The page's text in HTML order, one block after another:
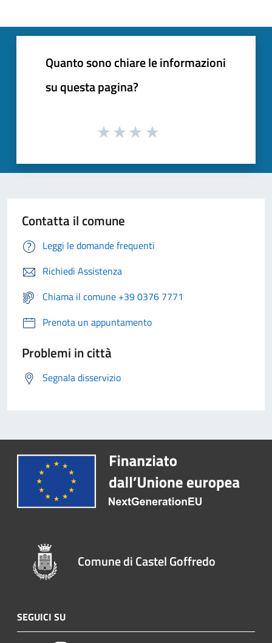
Quanto sono chiare le informazioni
su questa pagina?
Contatta il comune
Leggi le domande frequenti
Richiedi Assistenza
Chiama il comune +39 0376 7771
Prenota un appuntamento
Problemi in città
Segnala disservizio
Comune di Castel Goffredo
SEGUICI SU